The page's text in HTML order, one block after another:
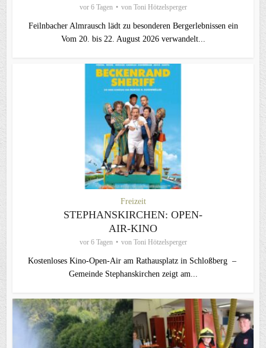
vor 6 Tagen von Toni Hötzelsperger
Feilnbacher Almrausch lädt zu besonderen Bergerlebnissen ein
Vom 20. bis 22. August 2026 verwandelt...
Freizeit
STEPHANSKIRCHEN: OPEN-
AIR-KINO
vor 6 Tagen von Toni Hötzelsperger
Kostenloses Kino-Open-Air am Rathausplatz in Schloßberg –
Gemeinde Stephanskirchen zeigt am...